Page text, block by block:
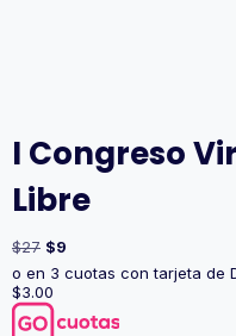
I Congreso
Libre
$27 $9
o en 3 cuotas con tarjeta de
$3.00